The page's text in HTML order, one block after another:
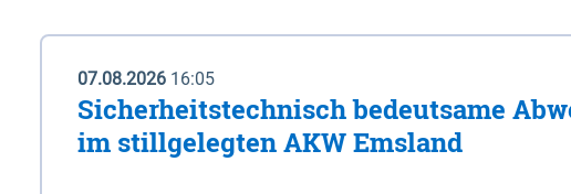
07.08.2026 16:05
Sicherheitstechnisch bedeutsame
im stillgelegten AKW Emsland